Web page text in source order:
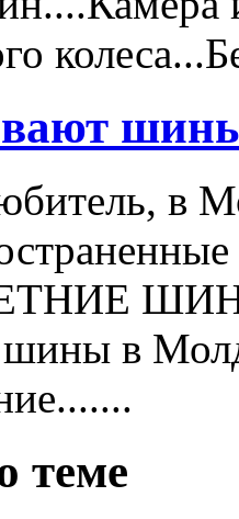
в
шины в
теме